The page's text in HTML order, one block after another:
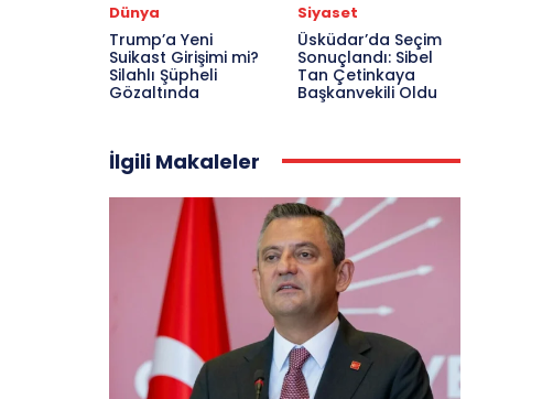
Dünya
Trump’a Yeni
Suikast Girişimi mi?
Silahlı Şüpheli
Gözaltında
Siyaset
Üsküdar’da Seçim
Sonuçlandı: Sibel
Tan Çetinkaya
Başkanvekili Oldu
İlgili Makaleler